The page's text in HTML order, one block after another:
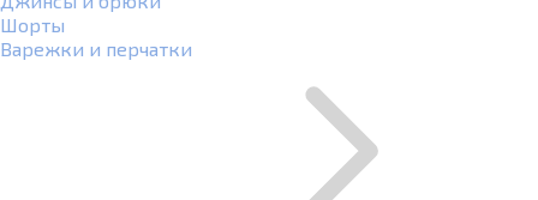
Шорты
Варежки и перчатки